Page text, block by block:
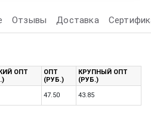
Отзывы Доставка
ОПТ
ОПТ
(РУБ.)
КРУПНЫЙ ОПТ
(РУБ.)
47.50 43.85